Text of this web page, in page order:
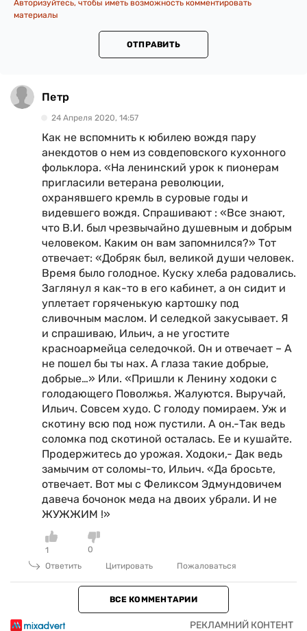
Авторизуйтесь, чтобы иметь возможность комментировать
материалы
ОТПРАВИТЬ
Петр
24 Апреля 2020, 14:57
Как не вспомнить к юбилею вождя пару
анекдотов о нем из совдеповского кухонного
фольклора. «На ленинский урок к пионерам
пригласили ветерана революции,
охранявшего кремль в суровые годы и
видевшего вождя. Спрашивают : «Все знают,
что В.И. был чрезвычайно душевным и добрым
человеком. Каким он вам запомнился?» Тот
отвечает: «Добряк был, великой души человек.
Время было голодное. Куску хлеба радовались.
Заглянул я как-то в его кабинет, а он сидит и
уплетает горяченькую картошку под
сливочным маслом. И селедкой закусывает. Я
и спрашиваю, Ильич, а не угостите
красноармейца селедочкой. Он и отвечает – А
не пошел бы ты нах. А глаза такие добрые,
добрые…» Или. «Пришли к Ленину ходоки с
голодающего Поволжья. Жалуются. Выручай,
Ильич. Совсем худо. С голоду помираем. Уж и
скотину всю под нож пустили. А он.-Так ведь
соломка под скотиной осталась. Ее и кушайте.
Продержитесь до урожая. Ходоки,- Дак ведь
замычим от соломы-то, Ильич. «Да бросьте,
отвечает. Вот мы с Феликсом Эдмундовичем
давеча бочонок меда на двоих убрали. И не
ЖУЖЖИМ !»
1
0
Ответить
Цитировать Пожаловаться
ВСЕ КОММЕНТАРИИ